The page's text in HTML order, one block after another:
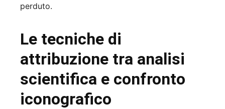
perduto.
Le tecniche di
attribuzione tra analisi
scientifica e confronto
iconografico